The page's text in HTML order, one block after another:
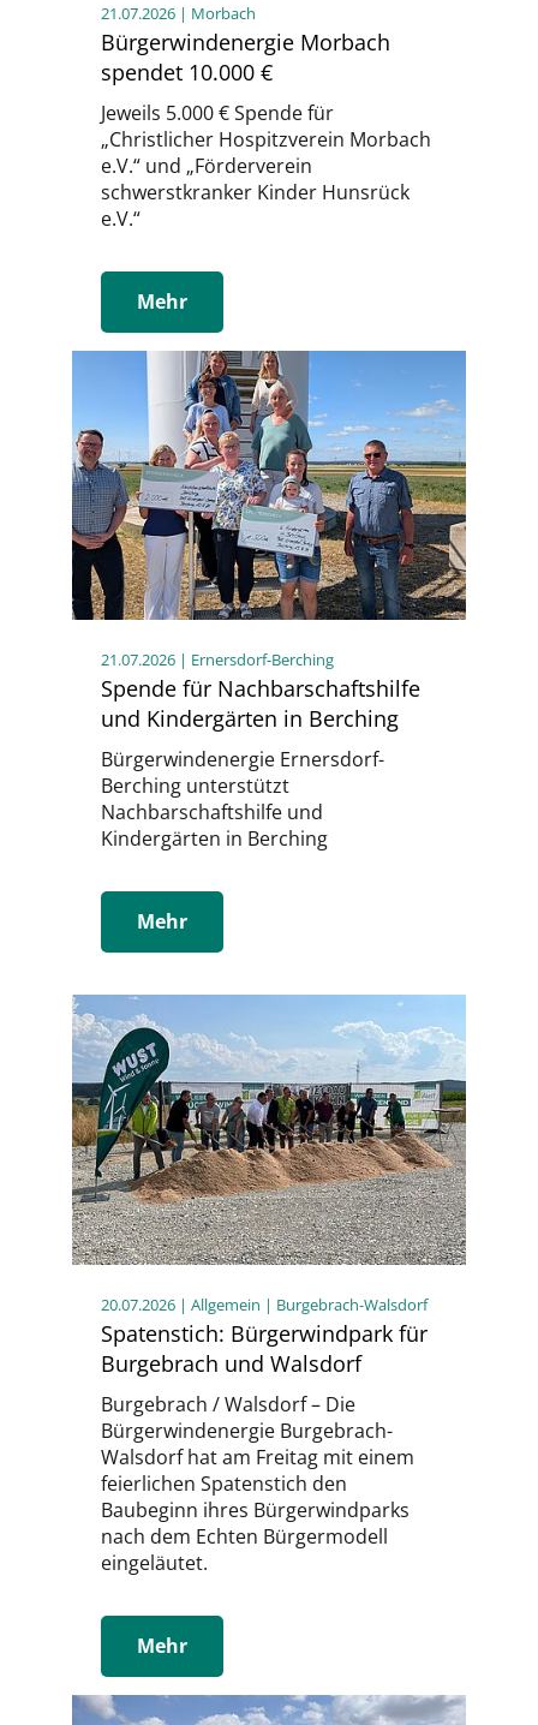
21.07.2026 | Morbach
Bürgerwindenergie Morbach
spendet 10.000 €
Jeweils 5.000 € Spende für
„Christlicher Hospitzverein Morbach
e.V.“ und „Förderverein
schwerstkranker Kinder Hunsrück
e.V.“
Mehr
21.07.2026 | Ernersdorf-Berching
Spende für Nachbarschaftshilfe
und Kindergärten in Berching
Bürgerwindenergie Ernersdorf-
Berching unterstützt
Nachbarschaftshilfe und
Kindergärten in Berching
Mehr
20.07.2026 | Allgemein | Burgebrach-Walsdorf
Spatenstich: Bürgerwindpark für
Burgebrach und Walsdorf
Burgebrach / Walsdorf – Die
Bürgerwindenergie Burgebrach-
Walsdorf hat am Freitag mit einem
feierlichen Spatenstich den
Baubeginn ihres Bürgerwindparks
nach dem Echten Bürgermodell
eingeläutet.
Mehr